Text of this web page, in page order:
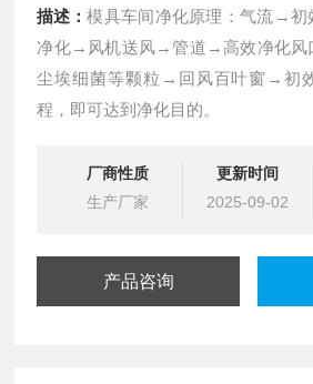
描述：模具车间净化原理：气流→
净化→风机送风→管道→高效净化
尘埃细菌等颗粒→回风百叶窗→初
程，即可达到净化目的。
厂商性质
生产厂家
更新时间
2025-09-02
产品咨询